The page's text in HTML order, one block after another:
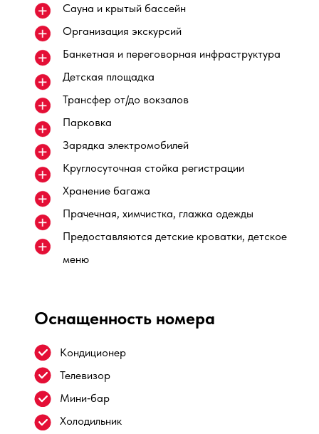
Сауна и крытый бассейн
Организация экскурсий
Банкетная и переговорная инфраструктура
Детская площадка
Трансфер от/до вокзалов
Парковка
Зарядка электромобилей
Круглосуточная стойка регистрации
Хранение багажа
Прачечная, химчистка, глажка одежды
Предоставляются детские кроватки, детское
меню
Кондиционер
Телевизор
Мини‑бар
Холодильник
Оснащенность номера